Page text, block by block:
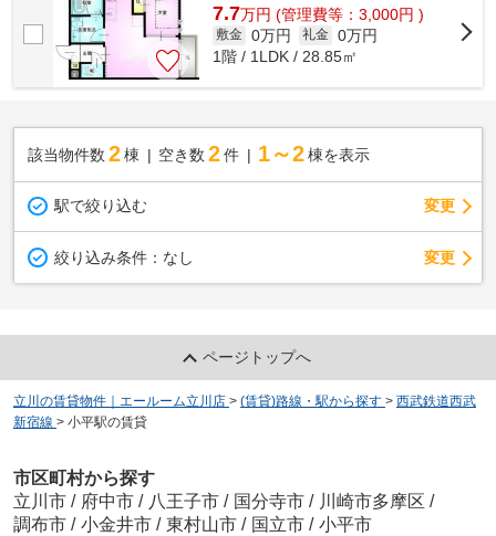
7.7万円 (管理費等：3,000円 )
敷金 0万円 礼金 0万円
1階 / 1LDK / 28.85㎡
該当物件数 2棟 空き数 2 件 1～2 棟を表示
駅で絞り込む 変更
絞り込み条件： なし 変更
ページトップへ
立川の賃貸物件｜エールーム立川店 > (賃貸)路線・駅から探す > 西武鉄道西武
新宿線 > 小平駅の賃貸
市区町村から探す
立川市 / 府中市 / 八王子市 / 国分寺市 / 川崎市多摩区 /
調布市 / 小金井市 / 東村山市 / 国立市 / 小平市